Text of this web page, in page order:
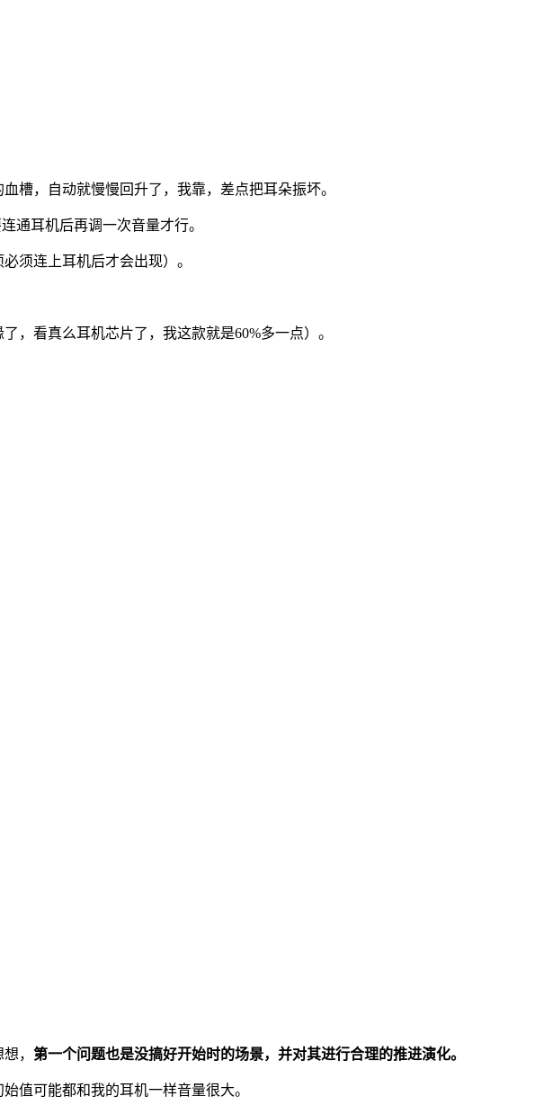
槽，自动就慢慢回升了，我靠，差点把耳朵振坏。
通耳机后再调一次音量才行。
须连上耳机后才会出现）。
，看真么耳机芯片了，我这款就是60%多一点）。
， 第一个问题也是没搞好开始时的场景，并对其进行合理的推进演化。
值可能都和我的耳机一样音量很大。